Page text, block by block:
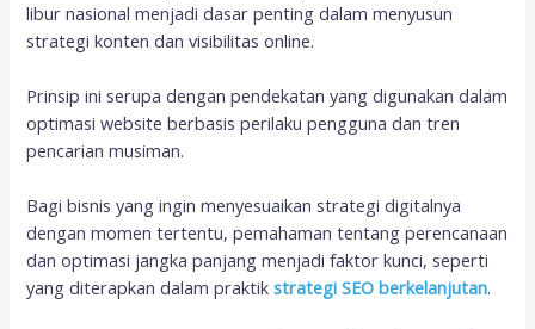
libur nasional menjadi dasar penting dalam menyusun
strategi konten dan visibilitas online.
Prinsip ini serupa dengan pendekatan yang digunakan dalam
optimasi website berbasis perilaku pengguna dan tren
pencarian musiman.
Bagi bisnis yang ingin menyesuaikan strategi digitalnya
dengan momen tertentu, pemahaman tentang perencanaan
dan optimasi jangka panjang menjadi faktor kunci, seperti
yang diterapkan dalam praktikstrategi SEO berkelanjutan.